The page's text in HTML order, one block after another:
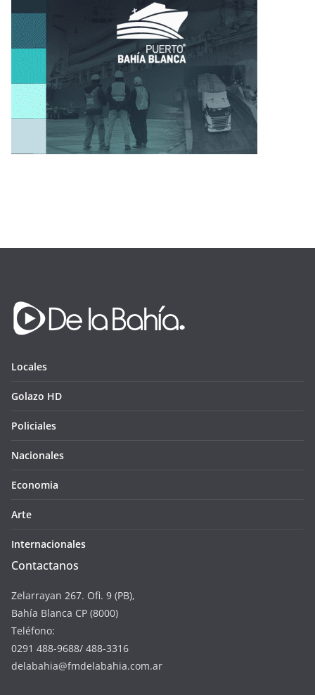
Locales
Golazo HD
Policiales
Nacionales
Economia
Arte
Internacionales
Contactanos
Zelarrayan 267. Ofi. 9 (PB),
Bahía Blanca CP (8000)
Teléfono:
0291 488-9688/ 488-3316
delabahia@fmdelabahia.com.ar